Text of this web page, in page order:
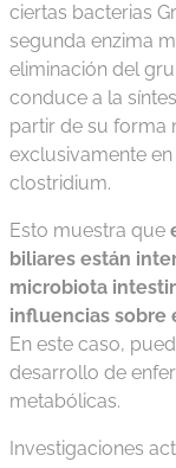
ciertas bacterias
segunda enzima
eliminación del
conduce a la
partir de su forma
exclusivamente
clostridium.
Esto muestra que
biliares están
microbiota
influencias sobre
En este caso,
desarrollo de
metabólicas.
Investigaciones